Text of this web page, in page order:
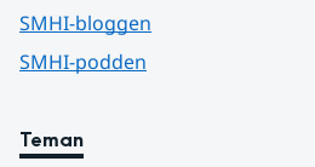
SMHI-bloggen
SMHI-podden
Teman